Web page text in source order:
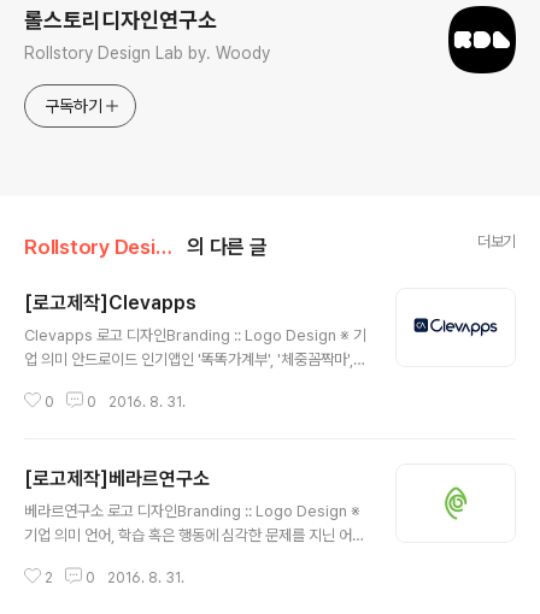
롤스토리디자인연구소
Rollstory Design Lab by. Woody
구독하기
Rollstory Design/8月 - August 의 다른 글 더보기
[로고제작]Clevapps
Clevapps 로고 디자인Branding :: Logo Design ※ 기
업 의미 안드로이드 인기앱인 '똑똑가계부', '체중꼼짝마',
(Clevapps) 입니다. ※ 브랜딩 의미/keyword/ 고급스러
던 Clevapps사의 의뢰자분께서 추가적으로 요청하셨던
회사 로고 입니다. Clevapps의 'C'와 'A'를 본따서 정숙
함이 느껴지는 진한 파랑색의 아이콘 틀안에 배치하여 독
로고를 디자인 하였습니다. ■ 롤스토리에서 아이콘 디자
0 0 2016. 8. 31.
[로고제작]베라르연구소
베라르연구소 로고 디자인Branding :: Logo Design ※
기업 의미 언어, 학습 혹은 행동에 심각한 문제를 지닌 어린
다른 청각을 지니고 있음을 확인할 수 있습니다. 그 어린이
2 0 2016. 8. 31.